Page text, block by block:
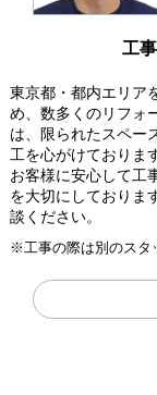
工
東京都・都内エリア
め、数多くのリフォ
は、限られたスペー
工を心がけておりま
お客様に安心して工
を大切にしておりま
談ください。
※工事の際は別のスタ